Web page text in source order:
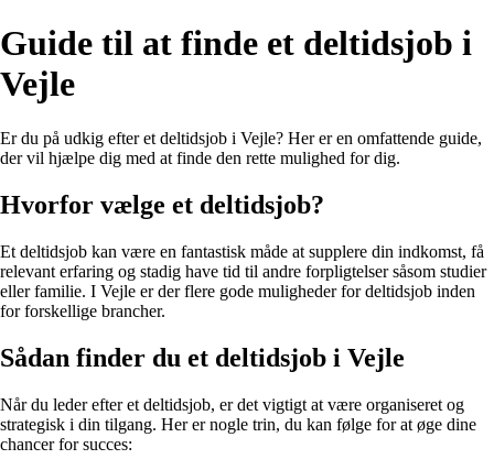
Guide til at finde et deltidsjob i
Vejle
Er du på udkig efter et deltidsjob i Vejle? Her er en omfattende guide,
der vil hjælpe dig med at finde den rette mulighed for dig.
Hvorfor vælge et deltidsjob?
Et deltidsjob kan være en fantastisk måde at supplere din indkomst, få
relevant erfaring og stadig have tid til andre forpligtelser såsom studier
eller familie. I Vejle er der flere gode muligheder for deltidsjob inden
for forskellige brancher.
Sådan finder du et deltidsjob i Vejle
Når du leder efter et deltidsjob, er det vigtigt at være organiseret og
strategisk i din tilgang. Her er nogle trin, du kan følge for at øge dine
chancer for succes: